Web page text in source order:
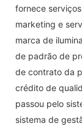
fornece
marketing e
marca de
de padrão de
de contrato da
crédito de
passou pelo
sistema de